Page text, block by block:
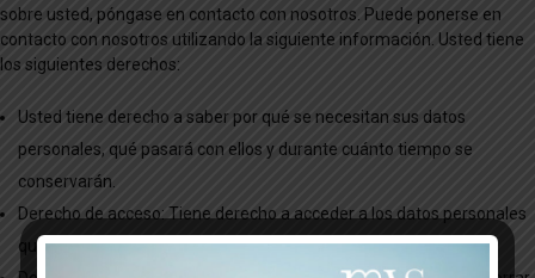
sobre usted, póngase en contacto con nosotros. Puede ponerse en
contacto con nosotros utilizando la siguiente información. Usted tiene
los siguientes derechos:
Usted tiene derecho a saber por qué se necesitan sus datos
personales, qué pasará con ellos y durante cuánto tiempo se
conservarán.
Derecho de acceso: Tiene derecho a acceder a los datos personales
que conocemos sobre usted.